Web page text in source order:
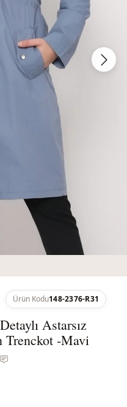
Ürün Kodu148-2376-R31
Astarsız
Trenckot -Mavi